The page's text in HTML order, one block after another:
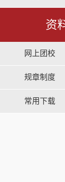
资
网上团校
规章制度
常用下载